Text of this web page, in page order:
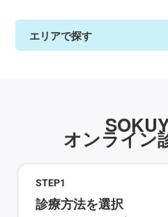
エリアで探す
オンライン
STEP1
診療方法を選択